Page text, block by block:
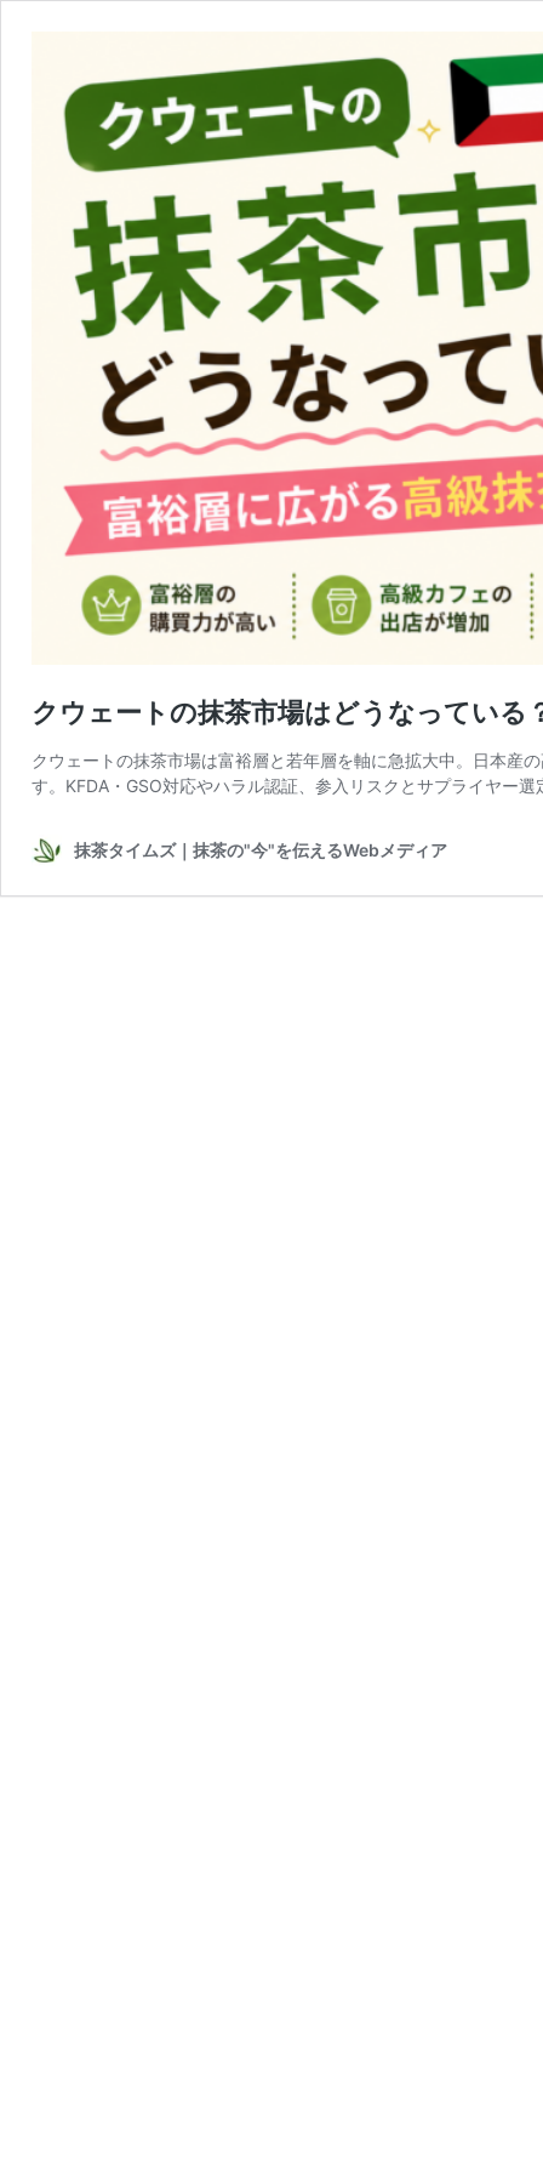
クウェートの抹茶市場はどうなってい
クウェートの抹茶市場は富裕層と若年層を軸に急拡大中。日本産
す。KFDA・GSO対応やハラル認証、参入リスクとサプライヤー
抹茶タイムズ｜抹茶の"今"を伝えるWebメディア